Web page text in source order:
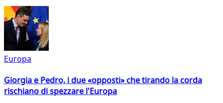
Europa
Giorgia e Pedro, i due «opposti» che tirando la corda
rischiano di spezzare l'Europa